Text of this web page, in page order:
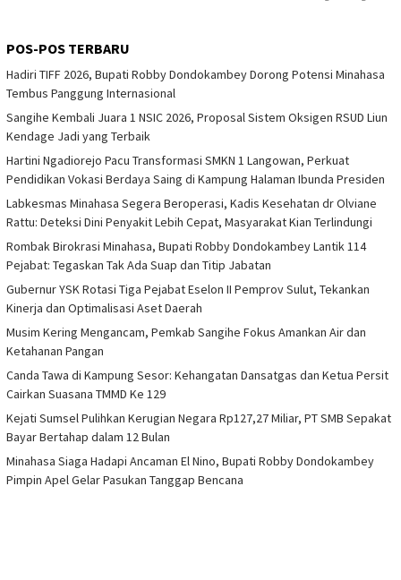
POS-POS TERBARU
Hadiri TIFF 2026, Bupati Robby Dondokambey Dorong Potensi Minahasa
Tembus Panggung Internasional
Sangihe Kembali Juara 1 NSIC 2026, Proposal Sistem Oksigen RSUD Liun
Kendage Jadi yang Terbaik
Hartini Ngadiorejo Pacu Transformasi SMKN 1 Langowan, Perkuat
Pendidikan Vokasi Berdaya Saing di Kampung Halaman Ibunda Presiden
Labkesmas Minahasa Segera Beroperasi, Kadis Kesehatan dr Olviane
Rattu: Deteksi Dini Penyakit Lebih Cepat, Masyarakat Kian Terlindungi
Rombak Birokrasi Minahasa, Bupati Robby Dondokambey Lantik 114
Pejabat: Tegaskan Tak Ada Suap dan Titip Jabatan
Gubernur YSK Rotasi Tiga Pejabat Eselon II Pemprov Sulut, Tekankan
Kinerja dan Optimalisasi Aset Daerah
Musim Kering Mengancam, Pemkab Sangihe Fokus Amankan Air dan
Ketahanan Pangan
Canda Tawa di Kampung Sesor: Kehangatan Dansatgas dan Ketua Persit
Cairkan Suasana TMMD Ke 129
Kejati Sumsel Pulihkan Kerugian Negara Rp127,27 Miliar, PT SMB Sepakat
Bayar Bertahap dalam 12 Bulan
Minahasa Siaga Hadapi Ancaman El Nino, Bupati Robby Dondokambey
Pimpin Apel Gelar Pasukan Tanggap Bencana